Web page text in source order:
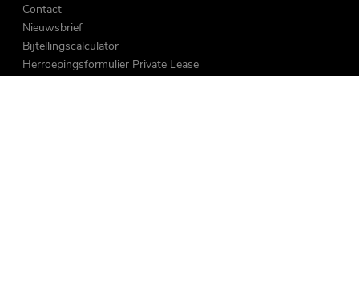
Contact
Nieuwsbrief
Bijtellingscalculator
Herroepingsformulier Private Lease